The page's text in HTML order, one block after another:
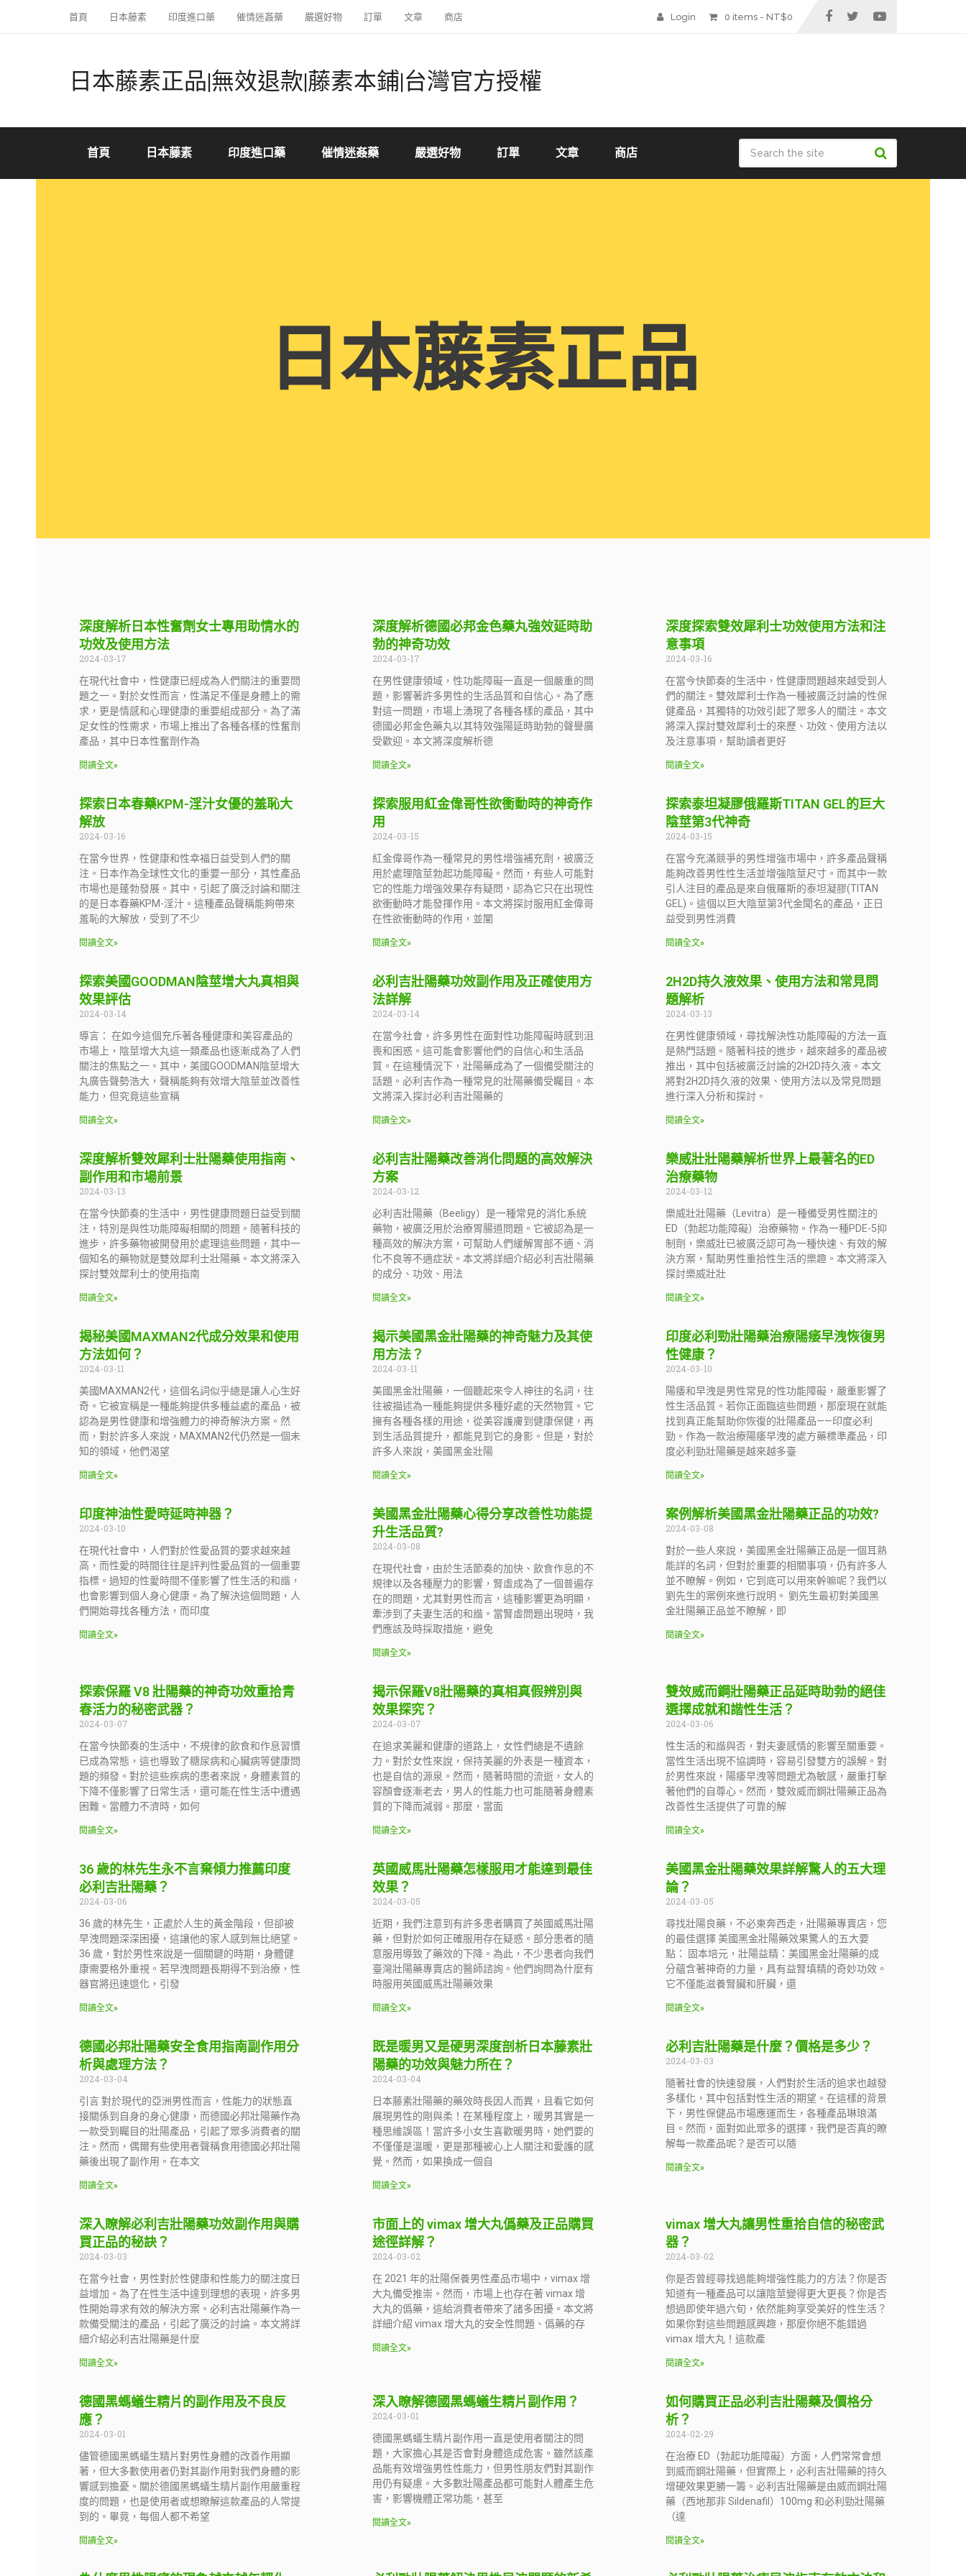
首頁 日本藤素 印度進口藥 催情迷姦藥 嚴選好物 訂單 文章 商店 Login 0 items - NT$0
日本藤素正品|無效退款|藤素本鋪|台灣官方授權
首頁 日本藤素 印度進口藥 催情迷姦藥 嚴選好物 訂單 文章 商店
日本藤素正品
深度解析日本性奮劑女士專用助情水的
功效及使用方法
2024-03-17
在現代社會中，性健康已經成為人們關注的重要問
題之一。對於女性而言，性滿足不僅是身體上的需
求，更是情感和心理健康的重要組成部分。為了滿
足女性的性需求，市場上推出了各種各樣的性奮劑
產品，其中日本性奮劑作為
閱讀全文»
深度解析德國必邦金色藥丸強效延時助
勃的神奇功效
2024-03-17
在男性健康領域，性功能障礙一直是一個嚴重的問
題，影響著許多男性的生活品質和自信心。為了應
對這一問題，市場上湧現了各種各樣的產品，其中
德國必邦金色藥丸以其特效強陽延時助勃的聲譽廣
受歡迎。本文將深度解析德
閱讀全文»
深度探索雙效犀利士功效使用方法和注
意事項
2024-03-16
在當今快節奏的生活中，性健康問題越來越受到人
們的關注。雙效犀利士作為一種被廣泛討論的性保
健產品，其獨特的功效引起了眾多人的關注。本文
將深入探討雙效犀利士的來歷、功效、使用方法以
及注意事項，幫助讀者更好
閱讀全文»
探索日本春藥KPM-淫汁女優的羞恥大
解放
2024-03-16
在當今世界，性健康和性幸福日益受到人們的關
注。日本作為全球性文化的重要一部分，其性產品
市場也是蓬勃發展。其中，引起了廣泛討論和關注
的是日本春藥KPM-淫汁。這種產品聲稱能夠帶來
羞恥的大解放，受到了不少
閱讀全文»
探索服用紅金偉哥性欲衝動時的神奇作
用
2024-03-15
紅金偉哥作為一種常見的男性增強補充劑，被廣泛
用於處理陰莖勃起功能障礙。然而，有些人可能對
它的性能力增強效果存有疑問，認為它只在出現性
欲衝動時才能發揮作用。本文將探討服用紅金偉哥
在性欲衝動時的作用，並闡
閱讀全文»
探索泰坦凝膠俄羅斯TITAN GEL的巨大
陰莖第3代神奇
2024-03-15
在當今充滿競爭的男性增強市場中，許多產品聲稱
能夠改善男性性生活並增強陰莖尺寸。而其中一款
引人注目的產品是來自俄羅斯的泰坦凝膠(TITAN
GEL)。這個以巨大陰莖第3代金聞名的產品，正日
益受到男性消費
閱讀全文»
探索美國GOODMAN陰莖增大丸真相與
效果評估
2024-03-14
導言： 在如今這個充斥著各種健康和美容產品的
市場上，陰莖增大丸這一類產品也逐漸成為了人們
關注的焦點之一。其中，美國GOODMAN陰莖增大
丸廣告聲勢浩大，聲稱能夠有效增大陰莖並改善性
能力，但究竟這些宣稱
閱讀全文»
必利吉壯陽藥功效副作用及正確使用方
法詳解
2024-03-14
在當今社會，許多男性在面對性功能障礙時感到沮
喪和困惑。這可能會影響他們的自信心和生活品
質。在這種情況下，壯陽藥成為了一個備受關注的
話題。必利吉作為一種常見的壯陽藥備受矚目。本
文將深入探討必利吉壯陽藥的
閱讀全文»
2H2D持久液效果、使用方法和常見問
題解析
2024-03-13
在男性健康領域，尋找解決性功能障礙的方法一直
是熱門話題。隨著科技的進步，越來越多的產品被
推出，其中包括被廣泛討論的2H2D持久液。本文
將對2H2D持久液的效果、使用方法以及常見問題
進行深入分析和探討。
閱讀全文»
深度解析雙效犀利士壯陽藥使用指南、
副作用和市場前景
2024-03-13
在當今快節奏的生活中，男性健康問題日益受到關
注，特別是與性功能障礙相關的問題。隨著科技的
進步，許多藥物被開發用於處理這些問題，其中一
個知名的藥物就是雙效犀利士壯陽藥。本文將深入
探討雙效犀利士的使用指南
閱讀全文»
必利吉壯陽藥改善消化問題的高效解決
方案
2024-03-12
必利吉壯陽藥（Beeligy）是一種常見的消化系統
藥物，被廣泛用於治療胃腸道問題。它被認為是一
種高效的解決方案，可幫助人們緩解胃部不適、消
化不良等不適症狀。本文將詳細介紹必利吉壯陽藥
的成分、功效、用法
閱讀全文»
樂威壯壯陽藥解析世界上最著名的ED
治療藥物
2024-03-12
樂威壯壯陽藥（Levitra）是一種備受男性關注的
ED（勃起功能障礙）治療藥物。作為一種PDE-5抑
制劑，樂威壯已被廣泛認可為一種快速、有效的解
決方案，幫助男性重拾性生活的樂趣。本文將深入
探討樂威壯壯
閱讀全文»
揭秘美國MAXMAN2代成分效果和使用
方法如何？
2024-03-11
美國MAXMAN2代，這個名詞似乎總是讓人心生好
奇。它被宣稱是一種能夠提供多種益處的產品，被
認為是男性健康和增強體力的神奇解決方案。然
而，對於許多人來說，MAXMAN2代仍然是一個未
知的領域，他們渴望
閱讀全文»
揭示美國黑金壯陽藥的神奇魅力及其使
用方法？
2024-03-11
美國黑金壯陽藥，一個聽起來令人神往的名詞，往
往被描述為一種能夠提供多種好處的天然物質。它
擁有各種各樣的用途，從美容護膚到健康保健，再
到生活品質提升，都能見到它的身影。但是，對於
許多人來說，美國黑金壯陽
閱讀全文»
印度必利勁壯陽藥治療陽痿早洩恢復男
性健康？
2024-03-10
陽痿和早洩是男性常見的性功能障礙，嚴重影響了
性生活品質。若你正面臨這些問題，那麼現在就能
找到真正能幫助你恢復的壯陽產品——印度必利
勁。作為一款治療陽痿早洩的處方藥標準產品，印
度必利勁壯陽藥是越來越多臺
閱讀全文»
印度神油性愛時延時神器？
2024-03-10
在現代社會中，人們對於性愛品質的要求越來越
高，而性愛的時間往往是評判性愛品質的一個重要
指標。過短的性愛時間不僅影響了性生活的和諧，
也會影響到個人身心健康。為了解決這個問題，人
們開始尋找各種方法，而印度
閱讀全文»
美國黑金壯陽藥心得分享改善性功能提
升生活品質?
2024-03-08
在現代社會，由於生活節奏的加快、飲食作息的不
規律以及各種壓力的影響，腎虛成為了一個普遍存
在的問題，尤其對男性而言，這種影響更為明顯，
牽涉到了夫妻生活的和諧。當腎虛問題出現時，我
們應該及時採取措施，避免
閱讀全文»
案例解析美國黑金壯陽藥正品的功效?
2024-03-08
對於一些人來說，美國黑金壯陽藥正品是一個耳熟
能詳的名詞，但對於重要的相關事項，仍有許多人
並不瞭解。例如，它到底可以用來幹嘛呢？我們以
劉先生的案例來進行說明。 劉先生最初對美國黑
金壯陽藥正品並不瞭解，即
閱讀全文»
探索保羅 V8 壯陽藥的神奇功效重拾青
春活力的秘密武器？
2024-03-07
在當今快節奏的生活中，不規律的飲食和作息習慣
已成為常態，這也導致了糖尿病和心臟病等健康問
題的頻發。對於這些疾病的患者來說，身體素質的
下降不僅影響了日常生活，還可能在性生活中遭遇
困難。當體力不濟時，如何
閱讀全文»
揭示保羅V8壯陽藥的真相真假辨別與
效果探究？
2024-03-07
在追求美麗和健康的道路上，女性們總是不遺餘
力。對於女性來說，保持美麗的外表是一種資本，
也是自信的源泉。然而，隨著時間的流逝，女人的
容顏會逐漸老去，男人的性能力也可能隨著身體素
質的下降而減弱。那麼，當面
閱讀全文»
雙效威而鋼壯陽藥正品延時助勃的絕佳
選擇成就和諧性生活？
2024-03-06
性生活的和諧與否，對夫妻感情的影響至關重要。
當性生活出現不協調時，容易引發雙方的誤解。對
於男性來說，陽痿早洩等問題尤為敏感，嚴重打擊
著他們的自尊心。然而，雙效威而鋼壯陽藥正品為
改善性生活提供了可靠的解
閱讀全文»
36 歲的林先生永不言棄傾力推薦印度
必利吉壯陽藥？
2024-03-06
36 歲的林先生，正處於人生的黃金階段，但卻被
早洩問題深深困擾，這讓他的家人感到無比絕望。
36 歲，對於男性來說是一個關鍵的時期，身體健
康需要格外重視。若早洩問題長期得不到治療，性
器官將迅速退化，引發
閱讀全文»
英國威馬壯陽藥怎樣服用才能達到最佳
效果？
2024-03-05
近期，我們注意到有許多患者購買了英國威馬壯陽
藥，但對於如何正確服用存在疑惑。部分患者的隨
意服用導致了藥效的下降。為此，不少患者向我們
臺灣壯陽藥專賣店的醫師諮詢。他們詢問為什麼有
時服用英國威馬壯陽藥效果
閱讀全文»
美國黑金壯陽藥效果詳解驚人的五大理
論？
2024-03-05
尋找壯陽良藥，不必東奔西走，壯陽藥專賣店，您
的最佳選擇 美國黑金壯陽藥效果驚人的五大要
點： 固本培元，壯陽益精：美國黑金壯陽藥的成
分蘊含著神奇的力量，具有益腎填精的奇妙功效。
它不僅能滋養腎臟和肝臟，還
閱讀全文»
德國必邦壯陽藥安全食用指南副作用分
析與處理方法？
2024-03-04
引言 對於現代的亞洲男性而言，性能力的狀態直
接關係到自身的身心健康，而德國必邦壯陽藥作為
一款受到矚目的壯陽產品，引起了眾多消費者的關
注。然而，偶爾有些使用者聲稱食用德國必邦壯陽
藥後出現了副作用。在本文
閱讀全文»
既是暖男又是硬男深度剖析日本藤素壯
陽藥的功效與魅力所在？
2024-03-04
日本藤素壯陽藥的藥效時長因人而異，且看它如何
展現男性的剛與柔！在某種程度上，暖男其實是一
種思維誤區！當許多小女生喜歡暖男時，她們要的
不僅僅是溫暖，更是那種被心上人關注和愛護的感
覺。然而，如果換成一個自
閱讀全文»
必利吉壯陽藥是什麼？價格是多少？
2024-03-03
隨著社會的快速發展，人們對於生活的追求也越發
多樣化，其中包括對性生活的期望。在這樣的背景
下，男性保健品市場應運而生，各種產品琳琅滿
目。然而，面對如此眾多的選擇，我們是否真的瞭
解每一款產品呢？是否可以隨
閱讀全文»
深入瞭解必利吉壯陽藥功效副作用與購
買正品的秘訣？
2024-03-03
在當今社會，男性對於性健康和性能力的關注度日
益增加。為了在性生活中達到理想的表現，許多男
性開始尋求有效的解決方案。必利吉壯陽藥作為一
款備受關注的產品，引起了廣泛的討論。本文將詳
細介紹必利吉壯陽藥是什麼
閱讀全文»
市面上的 vimax 增大丸僞藥及正品購買
途徑詳解？
2024-03-02
在 2021 年的壯陽保養男性產品市場中，vimax 增
大丸備受推崇。然而，市場上也存在著 vimax 增
大丸的僞藥，這給消費者帶來了諸多困擾。本文將
詳細介紹 vimax 增大丸的安全性問題、僞藥的存
閱讀全文»
vimax 增大丸讓男性重拾自信的秘密武
器？
2024-03-02
你是否曾經尋找過能夠增強性能力的方法？你是否
知道有一種產品可以讓陰莖變得更大更長？你是否
想過即使年過六旬，依然能夠享受美好的性生活？
如果你對這些問題感興趣，那麼你絕不能錯過
vimax 增大丸！這款產
閱讀全文»
德國黑螞蟻生精片的副作用及不良反
應？
2024-03-01
儘管德國黑螞蟻生精片對男性身體的改善作用顯
著，但大多數使用者仍對其副作用對我們身體的影
響感到擔憂。關於德國黑螞蟻生精片副作用嚴重程
度的問題，也是使用者或想瞭解這款產品的人常提
到的。畢竟，每個人都不希望
閱讀全文»
深入瞭解德國黑螞蟻生精片副作用？
2024-03-01
德國黑螞蟻生精片副作用一直是使用者關注的問
題，大家擔心其是否會對身體造成危害。雖然該產
品能有效增強男性性能力，但男性朋友們對其副作
用仍有疑慮。大多數壯陽產品都可能對人體產生危
害，影響機體正常功能，甚至
閱讀全文»
如何購買正品必利吉壯陽藥及價格分
析？
2024-02-29
在治療 ED（勃起功能障礙）方面，人們常常會想
到威而鋼壯陽藥，但實際上，必利吉壯陽藥的持久
增硬效果更勝一籌。必利吉壯陽藥是由威而鋼壯陽
藥（西地那非 Sildenafil）100mg 和必利勁壯陽藥
（達
閱讀全文»